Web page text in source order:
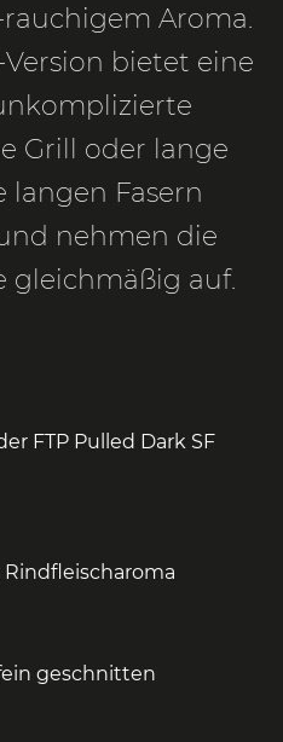
Aroma.
bietet eine
Grill oder lange
langen Fasern
nehmen die
gleichmäßig auf.
FTP Pulled Dark SF
geschnitten